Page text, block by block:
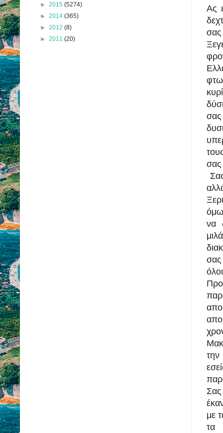
Ας
να
την
με
τα
► 2015 (5274)
► 2014 (365)
► 2012 (8)
► 2011 (20)